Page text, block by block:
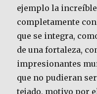
ejemplo la
completamente
que se integra,
de una fortaleza,
impresionantes
que no pudieran
tejado, motivo por